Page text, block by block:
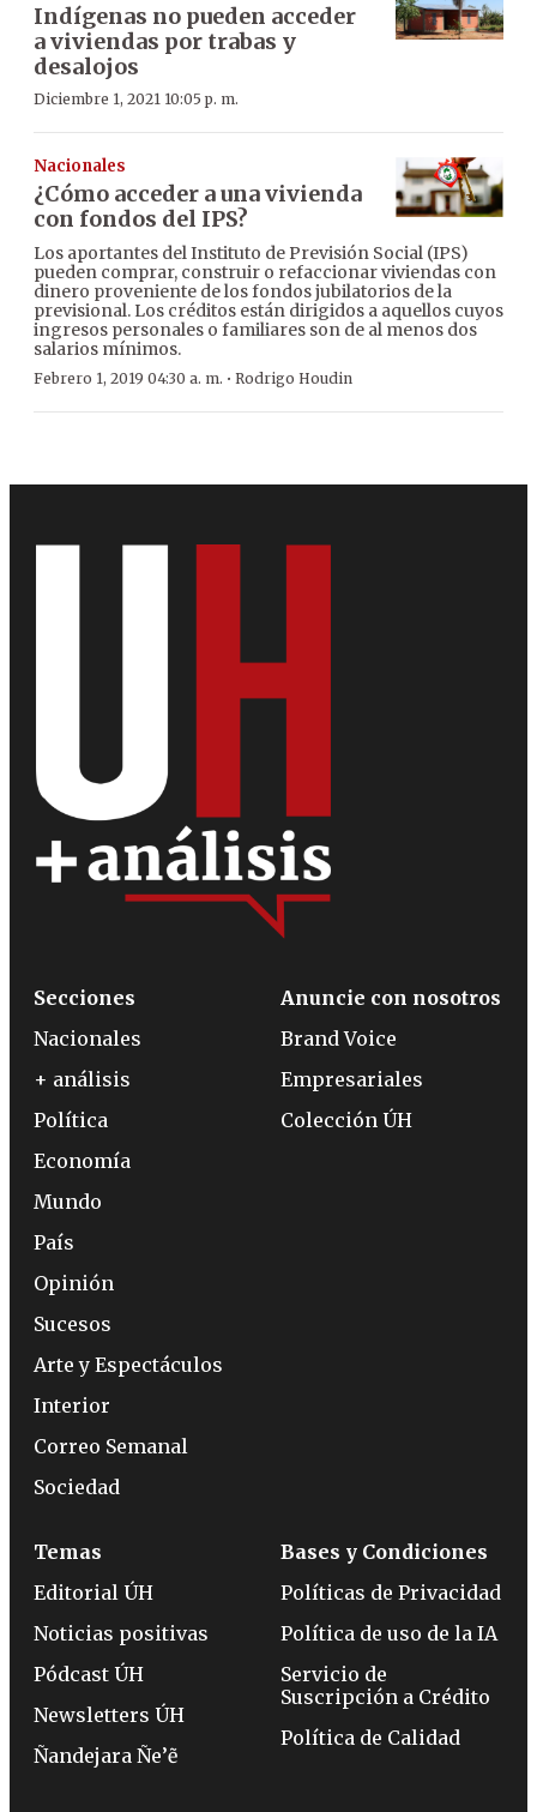
Indígenas no pueden acceder
a viviendas por trabas y
desalojos
Diciembre 1, 2021 10:05 p. m.
Nacionales
¿Cómo acceder a una vivienda
con fondos del IPS?
Los aportantes del Instituto de Previsión Social (IPS)
pueden comprar, construir o refaccionar viviendas con
dinero proveniente de los fondos jubilatorios de la
previsional. Los créditos están dirigidos a aquellos cuyos
ingresos personales o familiares son de al menos dos
salarios mínimos.
Febrero 1, 2019 04:30 a. m. · Rodrigo Houdin
Secciones
Nacionales
+ análisis
Política
Economía
Mundo
País
Opinión
Sucesos
Arte y Espectáculos
Interior
Correo Semanal
Sociedad
Anuncie con nosotros
Brand Voice
Empresariales
Colección ÚH
Temas
Editorial ÚH
Noticias positivas
Pódcast ÚH
Newsletters ÚH
Ñandejara Ñe’ẽ
Bases y Condiciones
Políticas de Privacidad
Política de uso de la IA
Servicio de
Suscripción a Crédito
Política de Calidad